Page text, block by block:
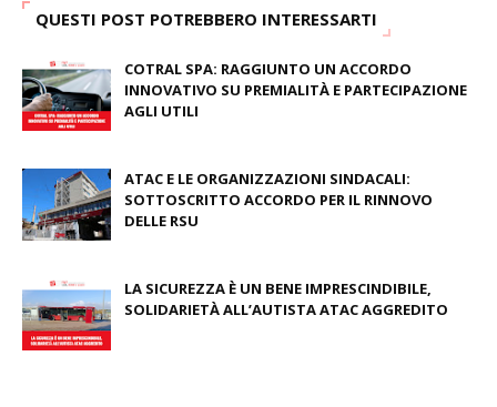
QUESTI POST POTREBBERO INTERESSARTI
COTRAL SPA: RAGGIUNTO UN ACCORDO
INNOVATIVO SU PREMIALITÀ E PARTECIPAZIONE
AGLI UTILI
ATAC E LE ORGANIZZAZIONI SINDACALI:
SOTTOSCRITTO ACCORDO PER IL RINNOVO
DELLE RSU
LA SICUREZZA È UN BENE IMPRESCINDIBILE,
SOLIDARIETÀ ALL’AUTISTA ATAC AGGREDITO